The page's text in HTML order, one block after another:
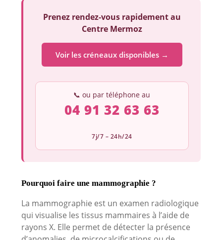
Prenez rendez-vous rapidement au
Centre Mermoz
Voir les créneaux disponibles →
📞 ou par téléphone au
04 91 32 63 63
7j/7 – 24h/24
Pourquoi faire une mammographie ?
La mammographie est un examen radiologique
qui visualise les tissus mammaires à l’aide de
rayons X. Elle permet de détecter la présence